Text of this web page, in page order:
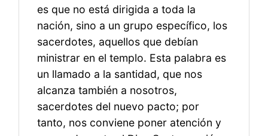
es que no está dirigida a toda la
nación, sino a un grupo específico, los
sacerdotes, aquellos que debían
ministrar en el templo. Esta palabra es
un llamado a la santidad, que nos
alcanza también a nosotros,
sacerdotes del nuevo pacto; por
tanto, nos conviene poner atención y